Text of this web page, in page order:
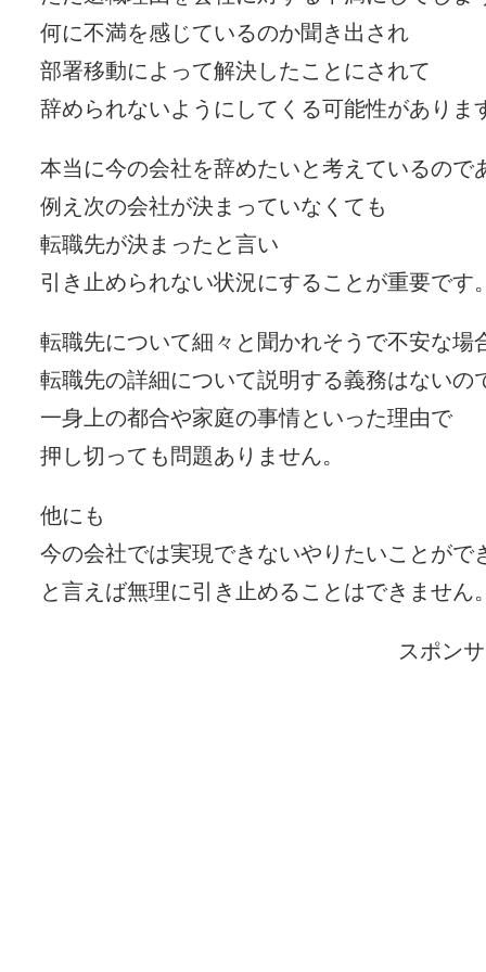
何に不満を感じているのか聞き出され
部署移動によって解決したことにされて
辞められないようにしてくる可能性がありま
本当に今の会社を辞めたいと考えているので
例え次の会社が決まっていなくても
転職先が決まったと言い
引き止められない状況にすることが重要です。
転職先について細々と聞かれそうで不安な場
転職先の詳細について説明する義務はないの
一身上の都合や家庭の事情といった理由で
押し切っても問題ありません。
他にも
今の会社では実現できないやりたいことがで
と言えば無理に引き止めることはできません。
スポン